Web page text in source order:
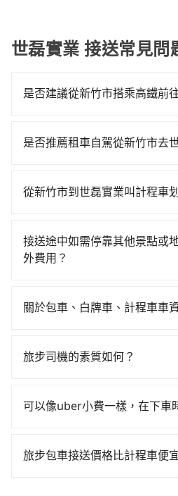
世磊實業 接送常見問
是否建議從新竹市搭乘高鐵前
時、轉車麻煩！從最早07:02一
30分鐘。抵達高鐵站後，步行
10分鐘出站、等待車站前排班
花20分鐘、車費300元後，抵達
使用tripool並到府專車接送，
鐘在轉乘與等車上，現在還不
是否推薦租車自駕從新竹市去
時不需要閉目養神（因為要自
$115~205承租小轎車，每公里
市（東區）到世磊實業的花費
用預估進去，但額外的汽車保
數超過四位，更是沒有較大的
修理，每一次租車都好像在開
車或者要載其他乘客的人來說
從新竹市到世磊實業叫計程車
灣大車隊、Uber、Line Taxi、
到車，也可考慮打電話至附近
tripool可省高達$1,000。綜合
接送途中如需停靠其他景點或
外費用？
靠，您可以參考我們的「加點
您選擇「計時包車」，中途需
關於包車、白牌車、計程車車
明： 包車：可以依照個人行程
也會計算延遲費用，最終價格
處理。
旅步司機的素質如何？
同時，旅步也會詳細記錄每位
可以像uber小費一樣，在下車
可以在下車前用現金支付給司機
旅步包車接送價格比計程車便